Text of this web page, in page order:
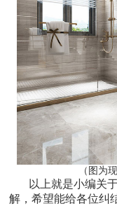
（图为
以上就是小编关
解，希望能给各位纠